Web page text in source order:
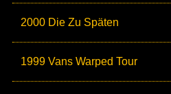
2000 Die Zu Späten
1999 Vans Warped Tour